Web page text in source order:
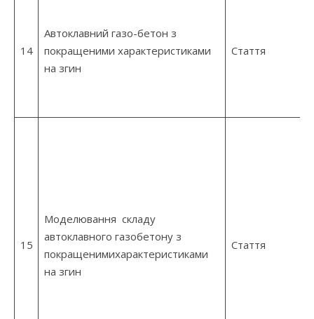
14
Автоклавний газо-бетон з
покращеними характеристиками
на згин
Стаття
15
Моделювання складу
автоклавного газобетону з
покращенимихарактеристиками
на згин
Стаття